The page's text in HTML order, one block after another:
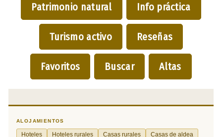
Patrimonio natural Info práctica
Turismo activo Reseñas
Favoritos Buscar Altas